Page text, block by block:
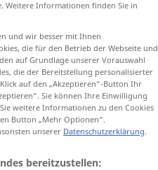
Weitere Informationen finden Sie in
und wir besser mit Ihnen
die für den Betrieb der Webseite und
auf Grundlage unserer Vorauswahl
die der Bereitstellung personalisierter
auf den „Akzeptieren“-Button Ihr
Sie können Ihre Einwilligung
weitere Informationen zu den Cookies
Button „Mehr Optionen“.
unserer Datenschutzerklärung.
bereitzustellen: